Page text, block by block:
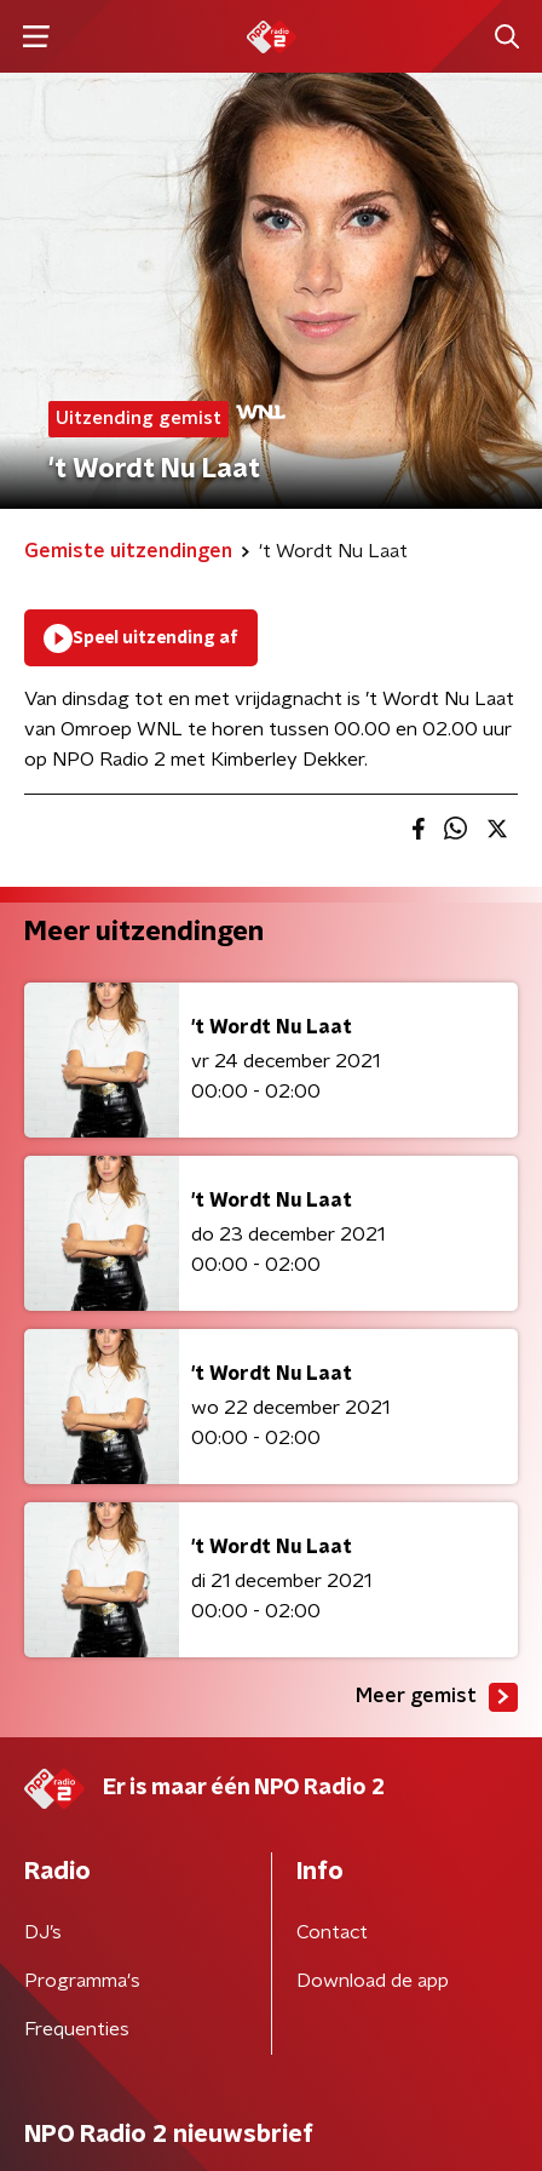
Uitzending gemist
't Wordt Nu Laat
Gemiste uitzendingen 't Wordt Nu Laat
Speel uitzending af
Van dinsdag tot en met vrijdagnacht is ’t Wordt Nu Laat
van Omroep WNL te horen tussen 00.00 en 02.00 uur
op NPO Radio 2 met Kimberley Dekker.
Meer uitzendingen
't Wordt Nu Laat
vr 24 december 2021
00:00 - 02:00
't Wordt Nu Laat
do 23 december 2021
00:00 - 02:00
't Wordt Nu Laat
wo 22 december 2021
00:00 - 02:00
't Wordt Nu Laat
di 21 december 2021
00:00 - 02:00
Meer gemist
Er is maar één NPO Radio 2
Radio
DJ’s
Programma's
Frequenties
Info
Contact
Download de app
NPO Radio 2 nieuwsbrief